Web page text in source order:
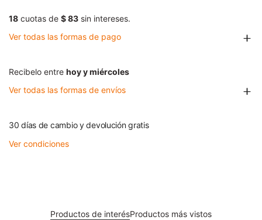
18 cuotas de $ 83 sin intereses.
Ver todas las formas de pago
Recibelo entre hoy y miércoles
Ver todas las formas de envíos
30 días de cambio y devolución gratis
Ver condiciones
Productos de interésProductos más vistos